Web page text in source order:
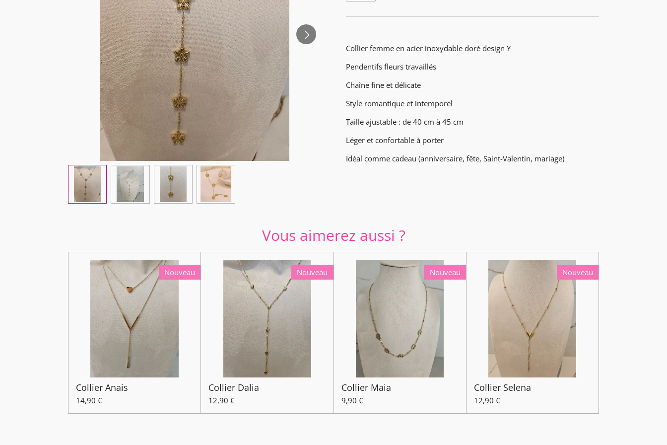
Collier femme en acier inoxydable doré design Y
Pendentifs fleurs travaillés
Chaîne fine et délicate
Style romantique et intemporel
Taille ajustable : de 40 cm à 45 cm
Léger et confortable à porter
Idéal comme cadeau (anniversaire, fête, Saint-Valentin, mariage)
Vous aimerez aussi ?
Nouveau
Collier Anais
14,90 €
Nouveau
Collier Dalia
12,90 €
Nouveau
Collier Maia
9,90 €
Nouveau
Collier Selena
12,90 €